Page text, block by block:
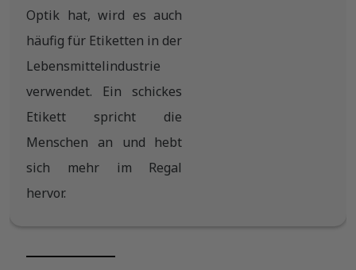
Optik hat, wird es auch
häufig für Etiketten in der
Lebensmittelindustrie
verwendet. Ein schickes
Etikett spricht die
Menschen an und hebt
sich mehr im Regal
hervor.